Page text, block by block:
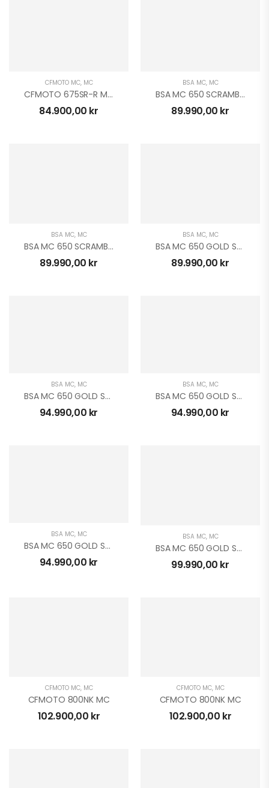
CFMOTO MC, MC
CFMOTO 675SR-R MC
84.900,00 kr
BSA MC, MC
BSA MC 650 SCRAMBLER
89.990,00 kr
BSA MC, MC
BSA MC 650 SCRAMBLER
89.990,00 kr
BSA MC, MC
BSA MC 650 GOLD STAR
89.990,00 kr
BSA MC, MC
BSA MC 650 GOLD STAR
94.990,00 kr
BSA MC, MC
BSA MC 650 GOLD STAR
94.990,00 kr
BSA MC, MC
BSA MC 650 GOLD STAR
94.990,00 kr
BSA MC, MC
BSA MC 650 GOLD STAR
99.990,00 kr
CFMOTO MC, MC
CFMOTO 800NK MC
102.900,00 kr
CFMOTO MC, MC
CFMOTO 800NK MC
102.900,00 kr